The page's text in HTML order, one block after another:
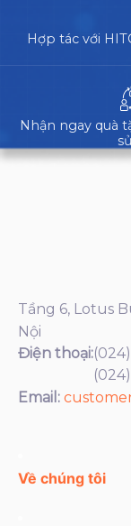
Hợp tác với
Nhận ngay quà
Tầng 6, Lotus
Nội
Điện thoại:
Email:
Về chúng tôi